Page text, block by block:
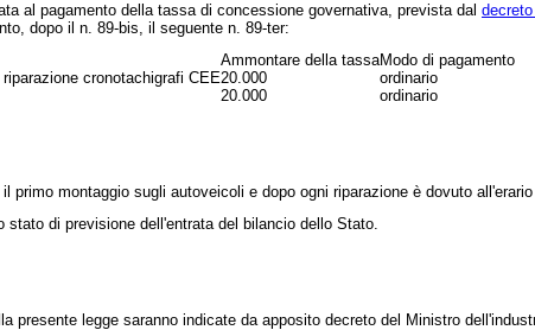
al pagamento della tassa di concessione governativa, prevista dal
dopo il n. 89-bis, il seguente n. 89-ter:
Ammontare della tassaModo di pagamento
cronotachigrafi CEE20.000
ordinario
20.000 ordinario
montaggio sugli autoveicoli e dopo ogni riparazione è dovuto
di previsione dell'entrata del bilancio dello Stato.
legge saranno indicate da apposito decreto del Ministro